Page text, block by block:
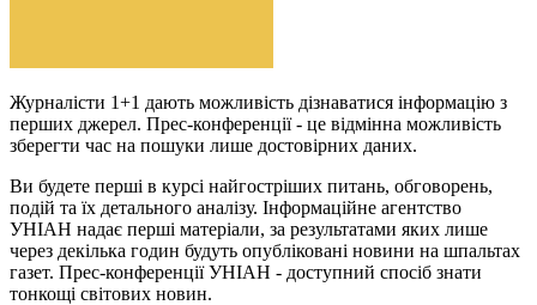
Журналісти 1+1 дають можливість дізнаватися інформацію з
перших джерел. Прес-конференції - це відмінна можливість
зберегти час на пошуки лише достовірних даних.
Ви будете перші в курсі найгостріших питань, обговорень,
подій та їх детального аналізу. Інформаційне агентство
УНІАН надає перші матеріали, за результатами яких лише
через декілька годин будуть опубліковані новини на шпальтах
газет. Прес-конференції УНІАН - доступний спосіб знати
тонкощі світових новин.